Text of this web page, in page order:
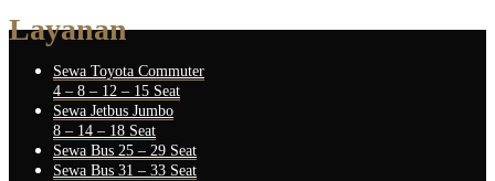
Layanan
Sewa Toyota Commuter
4 – 8 – 12 – 15 Seat
Sewa Jetbus Jumbo
8 – 14 – 18 Seat
Sewa Bus 25 – 29 Seat
Sewa Bus 31 – 33 Seat